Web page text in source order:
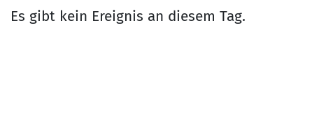
Es gibt kein Ereignis an diesem Tag.